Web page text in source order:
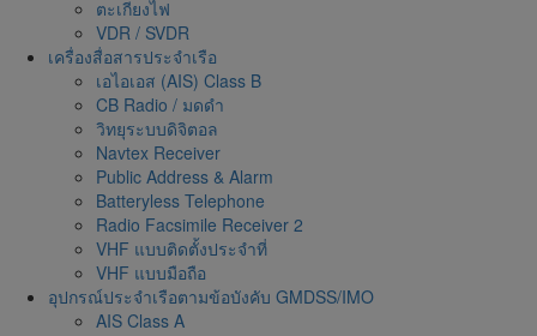
ตะเกียงไฟ
VDR / SVDR
เครื่องสื่อสารประจำเรือ
เอไอเอส (AIS) Class B
CB Radio / มดดำ
วิทยุระบบดิจิตอล
Navtex Receiver
Public Address & Alarm
Batteryless Telephone
Radio Facsimile Receiver 2
VHF แบบติดตั้งประจำที่
VHF แบบมือถือ
อุปกรณ์ประจำเรือตามข้อบังคับ GMDSS/IMO
AIS Class A